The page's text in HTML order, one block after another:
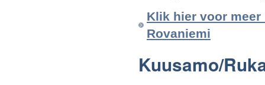
Klik hier voor
Rovaniemi
Kuusamo/